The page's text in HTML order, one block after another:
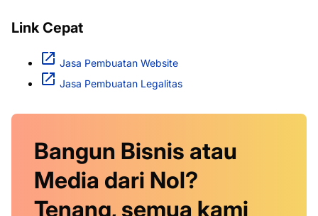
Link Cepat
Jasa Pembuatan Website
Jasa Pembuatan Legalitas
Bangun Bisnis atau
Media dari Nol?
Tenang, semua kami